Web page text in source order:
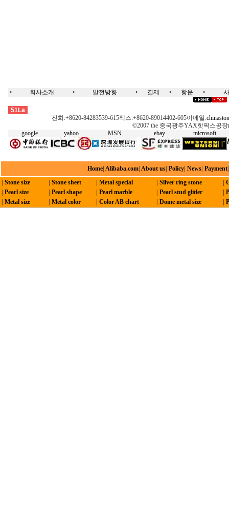
• 회사소개 • 발전방향 • 결제 • 항운 •
51La
전화:+8620-84283539-615팩스:+8620-89014402-605이메일:
©2007 the 중국광주YAX핫픽스공
google
yahoo MSN ebay microsoft
Home Alibaba.com About us Policy News Payment
Stone size Stone sheet Metal special Silver ring stone
Pearl size Pearl shape Pearl marble Pearl stud glitler
Metal size Metal color Color AB chart Dome metal size